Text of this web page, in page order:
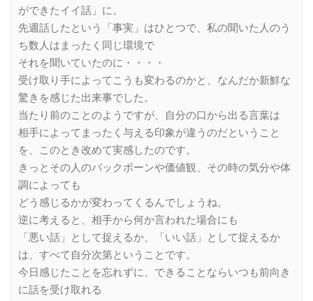
ができたイイ話」に。
先週話したという「事実」はひとつで、私の聞いた人のう
ち数人はまったく同じ環境で
それを聞いていたのに・・・・
受け取り手によってこうも変わるのかと、なんだか新鮮な
驚きを感じた出来事でした。
当たり前のことのようですが、自分の口から出る言葉は
相手によってまったく与える印象が違うのだということ
を、このとき改めて実感したのです。
きっとその人のバックボーンや価値観、その時の気分や体
調によっても
どう感じるかが変わってくるんでしょうね。
逆に考えると、相手から何か言われた場合にも
「悪い話」として捉えるか、「いい話」として捉えるか
は、すべて自分次第ということです。
今日感じたことを忘れずに、できることならいつも前向き
に話を受け取れる